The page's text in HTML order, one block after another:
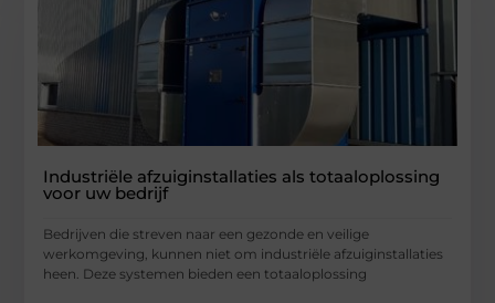
Industriële afzuiginstallaties als totaaloplossing
voor uw bedrijf
Bedrijven die streven naar een gezonde en veilige
werkomgeving, kunnen niet om industriële afzuiginstallaties
heen. Deze systemen bieden een totaaloplossing